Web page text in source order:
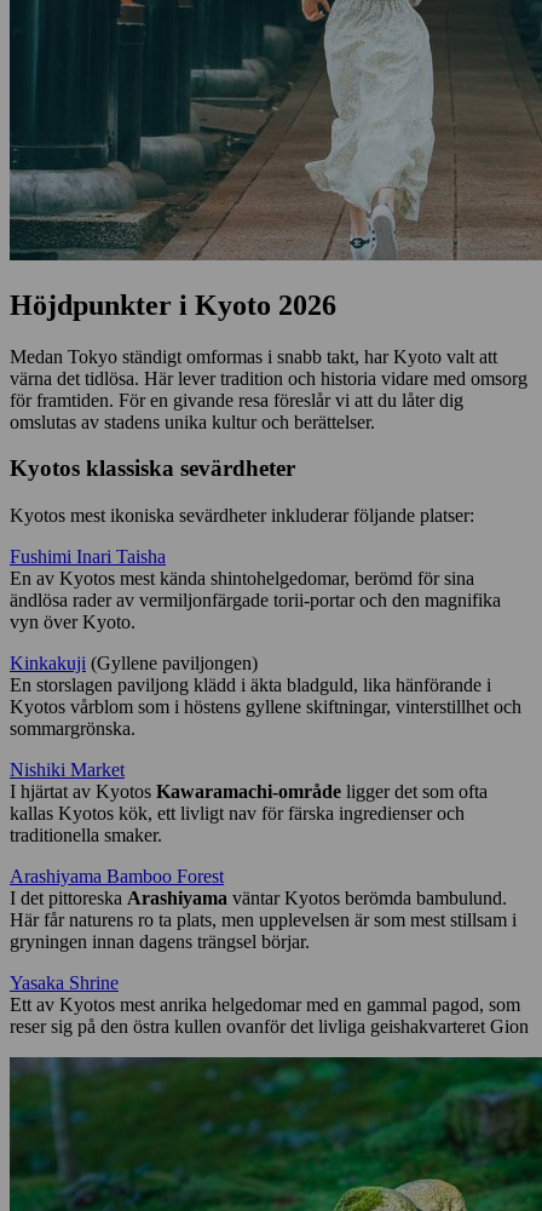
Höjdpunkter i Kyoto 2026
Medan Tokyo ständigt omformas i snabb takt, har Kyoto valt att
värna det tidlösa. Här lever tradition och historia vidare med omsorg
för framtiden. För en givande resa föreslår vi att du låter dig
omslutas av stadens unika kultur och berättelser.
Kyotos klassiska sevärdheter
Kyotos mest ikoniska sevärdheter inkluderar följande platser:
Fushimi Inari Taisha
En av Kyotos mest kända shintohelgedomar, berömd för sina
ändlösa rader av vermiljonfärgade torii-portar och den magnifika
vyn över Kyoto.
Kinkakuji (Gyllene paviljongen)
En storslagen paviljong klädd i äkta bladguld, lika hänförande i
Kyotos vårblom som i höstens gyllene skiftningar, vinterstillhet och
sommargrönska.
Nishiki Market
I hjärtat av Kyotos Kawaramachi-område ligger det som ofta
kallas Kyotos kök, ett livligt nav för färska ingredienser och
traditionella smaker.
Arashiyama Bamboo Forest
I det pittoreska Arashiyama väntar Kyotos berömda bambulund.
Här får naturens ro ta plats, men upplevelsen är som mest stillsam i
gryningen innan dagens trängsel börjar.
Yasaka Shrine
Ett av Kyotos mest anrika helgedomar med en gammal pagod, som
reser sig på den östra kullen ovanför det livliga geishakvarteret Gion